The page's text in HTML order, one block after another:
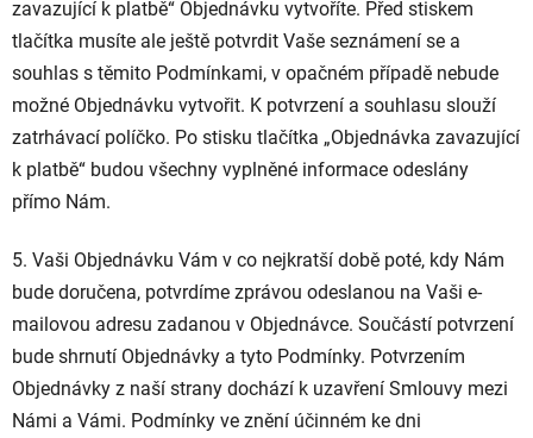
zavazující k platbě“ Objednávku vytvoříte. Před stiskem
tlačítka musíte ale ještě potvrdit Vaše seznámení se a
souhlas s těmito Podmínkami, v opačném případě nebude
možné Objednávku vytvořit. K potvrzení a souhlasu slouží
zatrhávací políčko. Po stisku tlačítka „Objednávka zavazující
k platbě“ budou všechny vyplněné informace odeslány
přímo Nám.
5. Vaši Objednávku Vám v co nejkratší době poté, kdy Nám
bude doručena, potvrdíme zprávou odeslanou na Vaši e-
mailovou adresu zadanou v Objednávce. Součástí potvrzení
bude shrnutí Objednávky a tyto Podmínky. Potvrzením
Objednávky z naší strany dochází k uzavření Smlouvy mezi
Námi a Vámi. Podmínky ve znění účinném ke dni